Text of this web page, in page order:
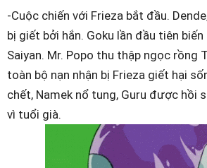
-Cuộc chiến với Frieza bắt đầu.
bị giết bởi hắn. Goku lần đầu tiên
Saiyan. Mr. Popo thu thập ngọc rồng
toàn bộ nạn nhận bị Frieza giết hại
chết, Namek nổ tung, Guru được hồi
vì tuổi già.